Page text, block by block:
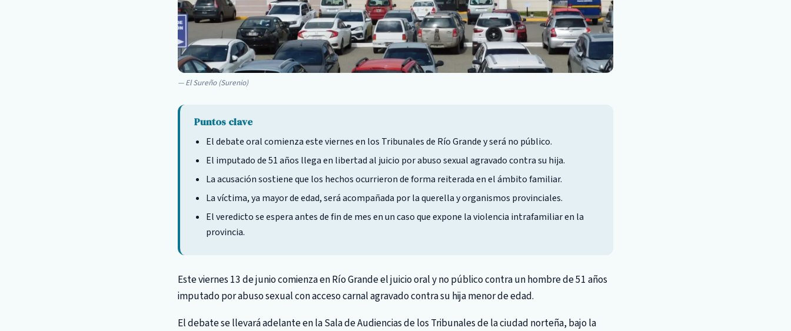
El Sureño (Surenio)
Puntos clave
El debate oral comienza este viernes en los Tribunales de Río Grande y será no público.
El imputado de 51 años llega en libertad al juicio por abuso sexual agravado contra su hija.
La acusación sostiene que los hechos ocurrieron de forma reiterada en el ámbito familiar.
La víctima, ya mayor de edad, será acompañada por la querella y organismos provinciales.
El veredicto se espera antes de fin de mes en un caso que expone la violencia intrafamiliar en la
provincia.
Este viernes 13 de junio comienza en Río Grande el juicio oral y no público contra un hombre de 51 años
imputado por abuso sexual con acceso carnal agravado contra su hija menor de edad.
El debate se llevará adelante en la Sala de Audiencias de los Tribunales de la ciudad norteña, bajo la